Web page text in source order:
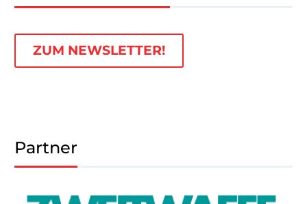
ZUM NEWSLETTER!
Partner